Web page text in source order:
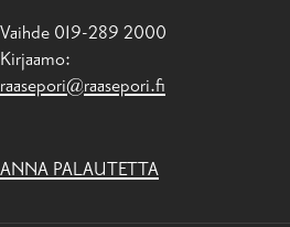
Vaihde 019-289 2000
Kirjaamo:
raasepori@raasepori.fi
ANNA PALAUTETTA